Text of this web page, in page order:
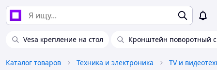
Vesa крепление на стол Кронштейн поворотный
Каталог товаров Техника и электроника TV и